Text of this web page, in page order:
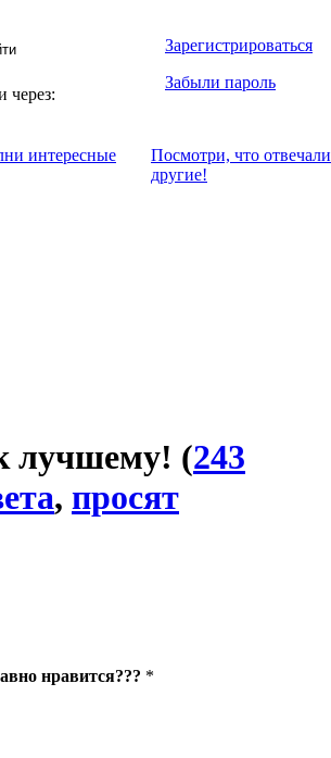
через:
Зарегистрироваться
Забыли пароль
интересные
Посмотри, что отвeчали
другие!
лучшему! (243
, просят
нравится??? *